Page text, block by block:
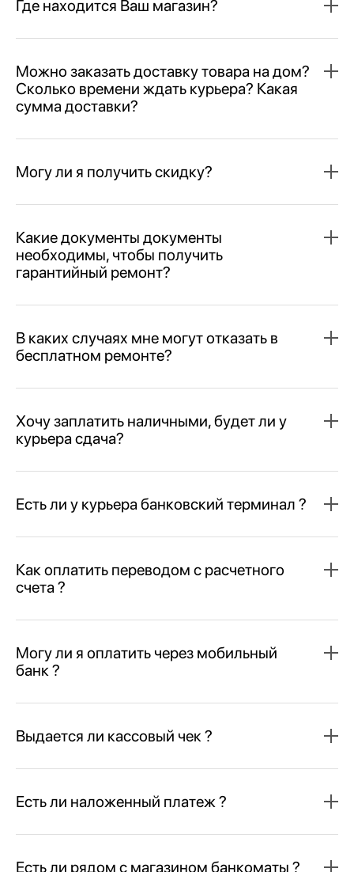
Где находится Ваш магазин?
Можно заказать доставку товара на дом?
Сколько времени ждать курьера? Какая
сумма доставки?
Могу ли я получить скидку?
Какие документы документы
необходимы, чтобы получить
гарантийный ремонт?
В каких случаях мне могут отказать в
бесплатном ремонте?
Хочу заплатить наличными, будет ли у
курьера сдача?
Есть ли у курьера банковский терминал ?
Как оплатить переводом с расчетного
счета ?
Могу ли я оплатить через мобильный
банк ?
Выдается ли кассовый чек ?
Есть ли наложенный платеж ?
Есть ли рядом с магазином банкоматы ?